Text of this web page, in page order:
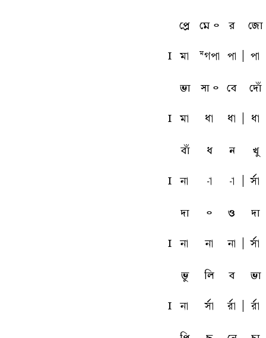
প্রে মে ৹ র জো
l ma Mgpa pa pa
ভা সা ৹ বে দোঁ
l ma qa qa qa
বাঁ ধ ন খু
l na -a -a sfa
দা ৹ ও দা
l na na na sfa
ভু লি ব ভা
l na sfa rfa rfa